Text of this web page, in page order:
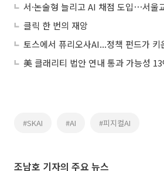
클릭 한 번의 재앙
토스에서 퓨리오사AI...정책 펀드가 키
#SKAI #AI #피지컬AI
조남호 기자의 주요 뉴스